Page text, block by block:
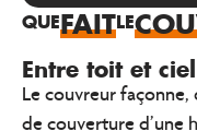
QUEFAITLE
Entre toit et ciel
Le couvreurfaçonne,
de couverture d’une